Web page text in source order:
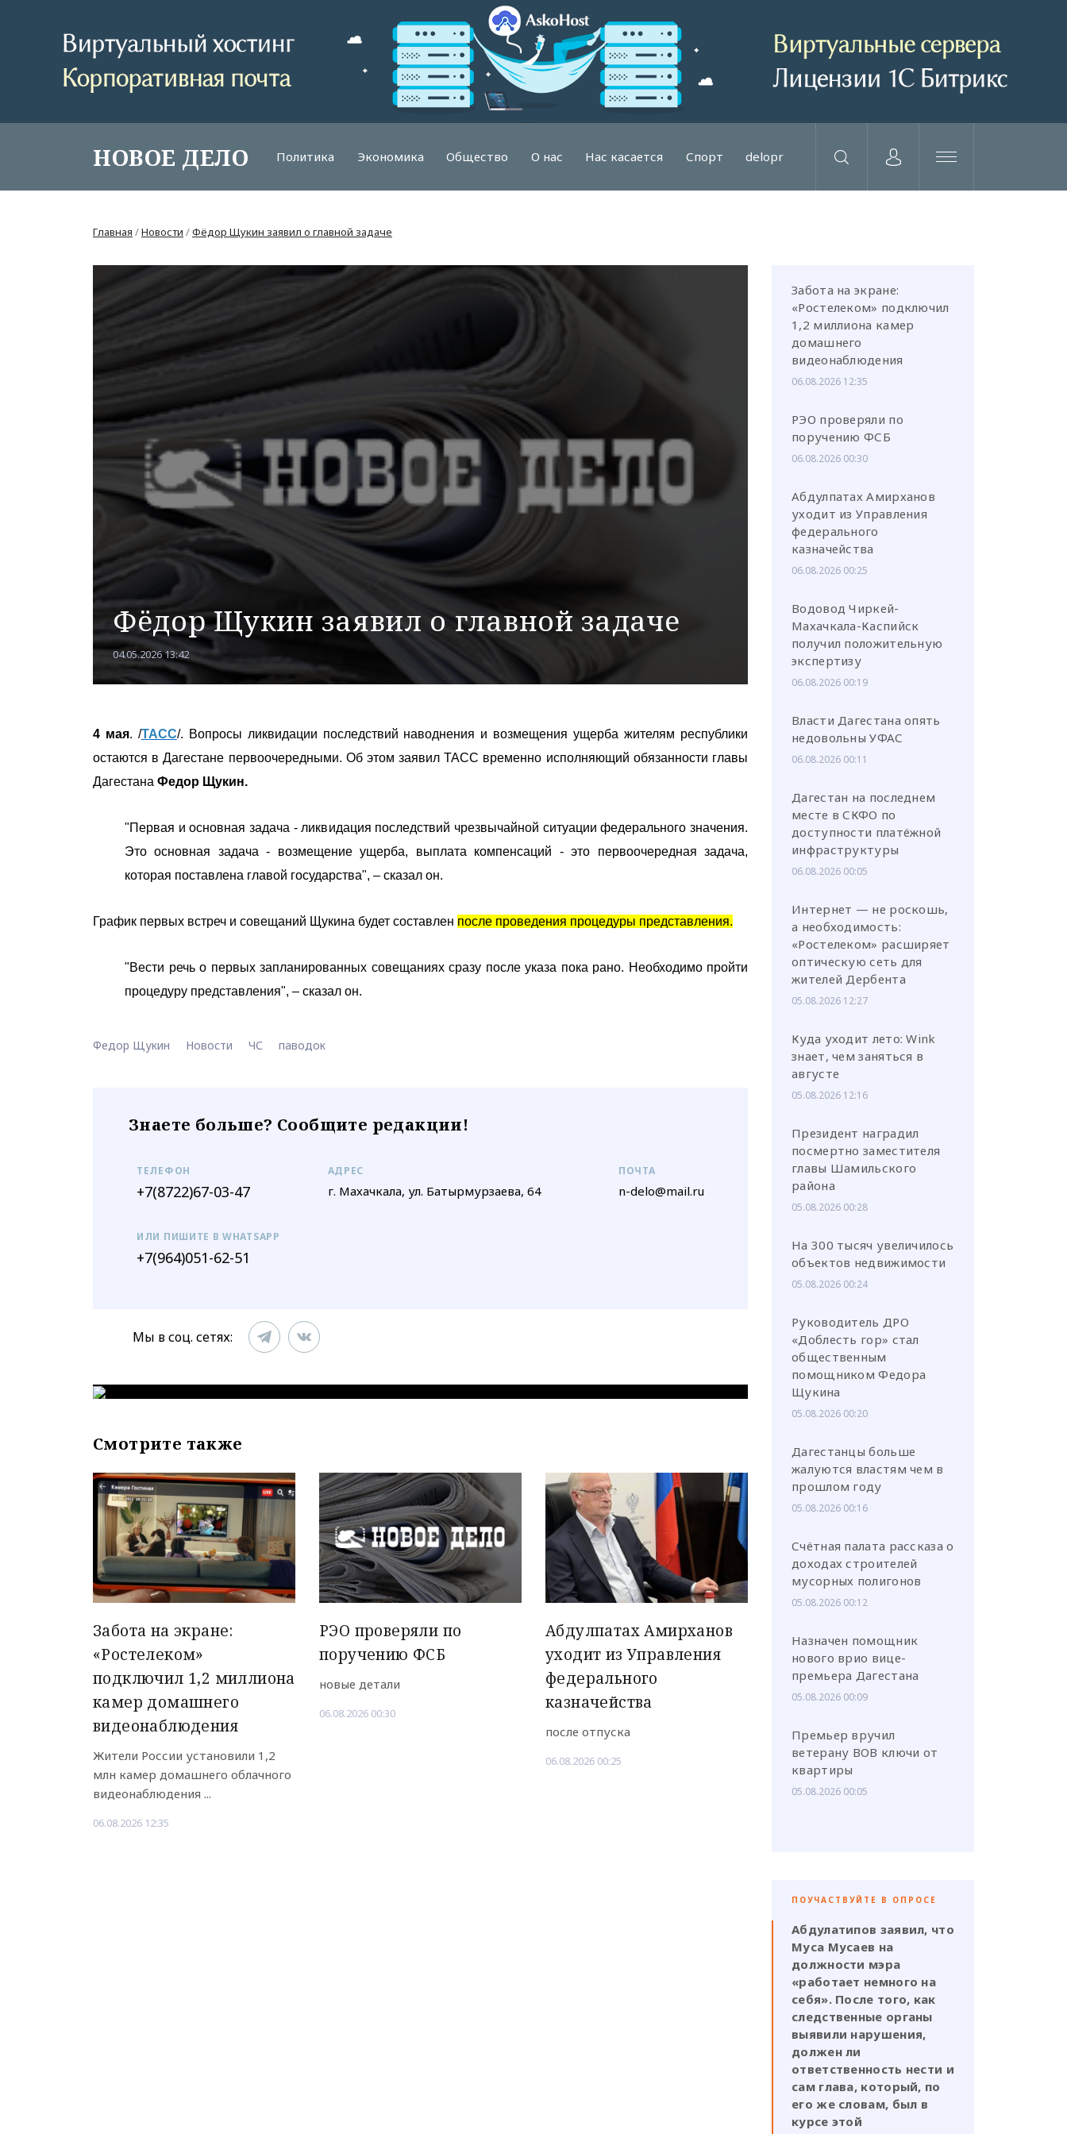
НОВОЕ ДЕЛО Политика Экономика Общество О нас Нас касается Спорт delopr
или через соц. сети
Главная /Новости /Фёдор Щукин заявил о главной задаче
Фёдор Щукин заявил о главной задаче
04.05.2026 13:42
4 мая. /ТАСС/. Вопросы ликвидации последствий наводнения и возмещения ущерба жителям республики
остаются в Дагестане первоочередными. Об этом заявил ТАСС временно исполняющий обязанности главы
Дагестана Федор Щукин.
"Первая и основная задача - ликвидация последствий чрезвычайной ситуации федерального значения.
Это основная задача - возмещение ущерба, выплата компенсаций - это первоочередная задача,
которая поставлена главой государства", – сказал он.
График первых встреч и совещаний Щукина будет составлен после проведения процедуры представления.
"Вести речь о первых запланированных совещаниях сразу после указа пока рано. Необходимо пройти
процедуру представления", – сказал он.
Федор Щукин Новости ЧС паводок
Знаете больше? Сообщите редакции!
ТЕЛЕФОН
+7(8722)67-03-47
АДРЕС
г. Махачкала, ул. Батырмурзаева, 64
ПОЧТА
n-delo@mail.ru
ИЛИ ПИШИТЕ В WHATSAPP
+7(964)051-62-51
Мы в соц. сетях:
Смотрите также
Забота на экране:
«Ростелеком»
подключил 1,2 миллиона
камер домашнего
видеонаблюдения
Жители России установили 1,2
млн камер домашнего облачного
видеонаблюдения ...
06.08.2026 12:35
РЭО проверяли по
поручению ФСБ
новые детали
06.08.2026 00:30
Абдулпатах Амирханов
уходит из Управления
федерального
казначейства
после отпуска
06.08.2026 00:25
Забота на экране:
«Ростелеком» подключил
1,2 миллиона камер
домашнего
видеонаблюдения
06.08.2026 12:35
РЭО проверяли по
поручению ФСБ
06.08.2026 00:30
Абдулпатах Амирханов
уходит из Управления
федерального
казначейства
06.08.2026 00:25
Водовод Чиркей-
Махачкала-Каспийск
получил положительную
экспертизу
06.08.2026 00:19
Власти Дагестана опять
недовольны УФАС
06.08.2026 00:11
Дагестан на последнем
месте в СКФО по
доступности платёжной
инфраструктуры
06.08.2026 00:05
Интернет — не роскошь,
а необходимость:
«Ростелеком» расширяет
оптическую сеть для
жителей Дербента
05.08.2026 12:27
Куда уходит лето: Wink
знает, чем заняться в
августе
05.08.2026 12:16
Президент наградил
посмертно заместителя
главы Шамильского
района
05.08.2026 00:28
На 300 тысяч увеличилось
объектов недвижимости
05.08.2026 00:24
Руководитель ДРО
«Доблесть гор» стал
общественным
помощником Федора
Щукина
05.08.2026 00:20
Дагестанцы больше
жалуются властям чем в
прошлом году
05.08.2026 00:16
Счётная палата рассказа о
доходах строителей
мусорных полигонов
05.08.2026 00:12
Назначен помощник
нового врио вице-
премьера Дагестана
05.08.2026 00:09
Премьер вручил
ветерану ВОВ ключи от
квартиры
05.08.2026 00:05
ПОУЧАСТВУЙТЕ В ОПРОСЕ
Абдулатипов заявил, что
Муса Мусаев на
должности мэра
«работает немного на
себя». После того, как
следственные органы
выявили нарушения,
должен ли
ответственность нести и
сам глава, который, по
его же словам, был в
курсе этой